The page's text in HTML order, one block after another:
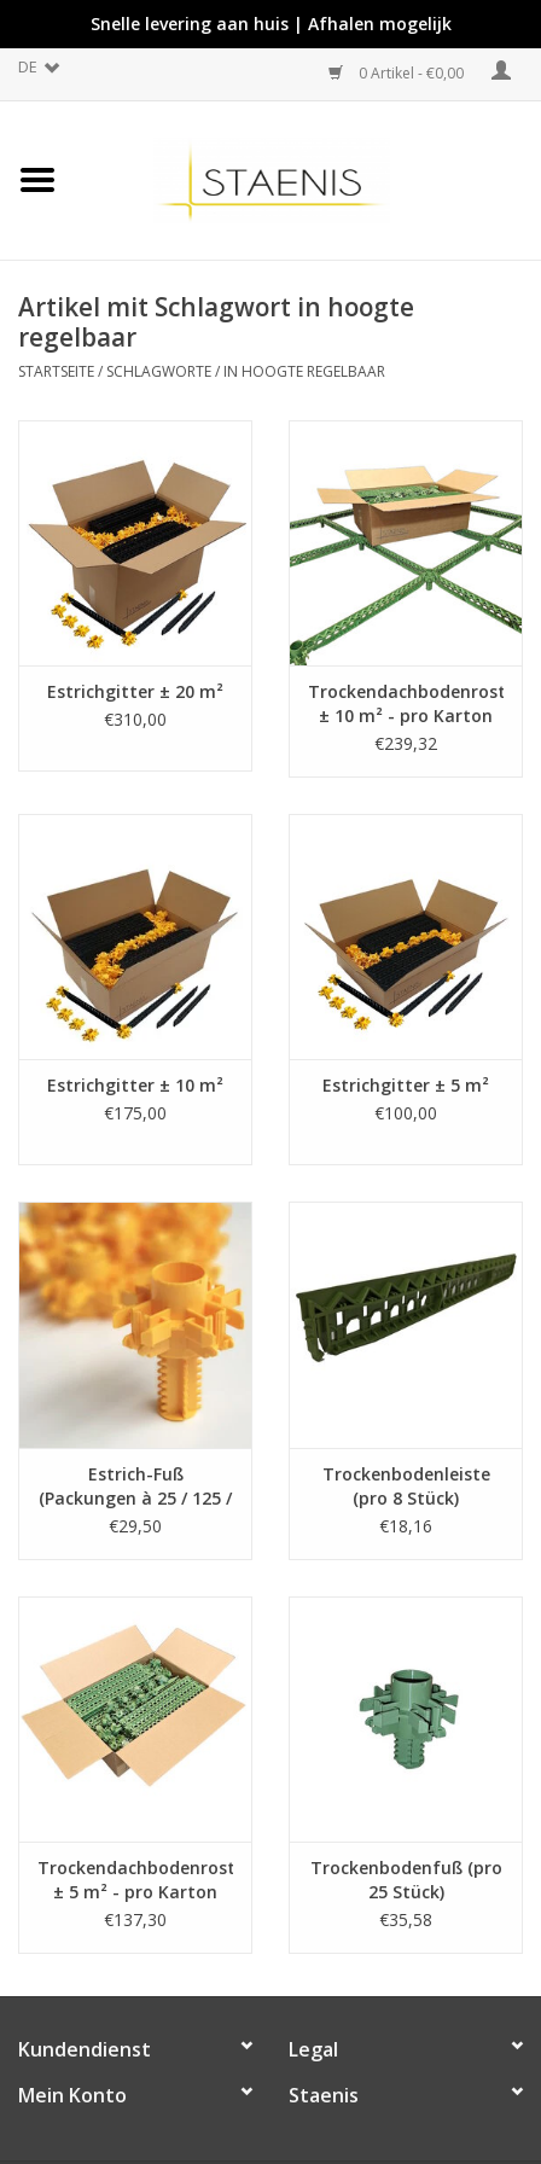
Snelle levering aan huis | Afhalen mogelijk
DE 0 Artikel - €0,00
Artikel mit Schlagwort in hoogte
regelbaar
STARTSEITE/ SCHLAGWORTE/ IN HOOGTE REGELBAAR
Estrichgitter ± 20 m²
€310,00
Trockendachbodenrost
± 10 m² - pro Karton
€239,32
Estrichgitter ± 10 m²
€175,00
Estrichgitter ± 5 m²
€100,00
Estrich-Fuß
(Packungen à 25 / 125 /
250 Stück)
€29,50
Trockenbodenleiste
(pro 8 Stück)
€18,16
Trockendachbodenrost
± 5 m² - pro Karton
€137,30
Trockenbodenfuß (pro
25 Stück)
€35,58
Kundendienst
Legal
Mein Konto
Staenis